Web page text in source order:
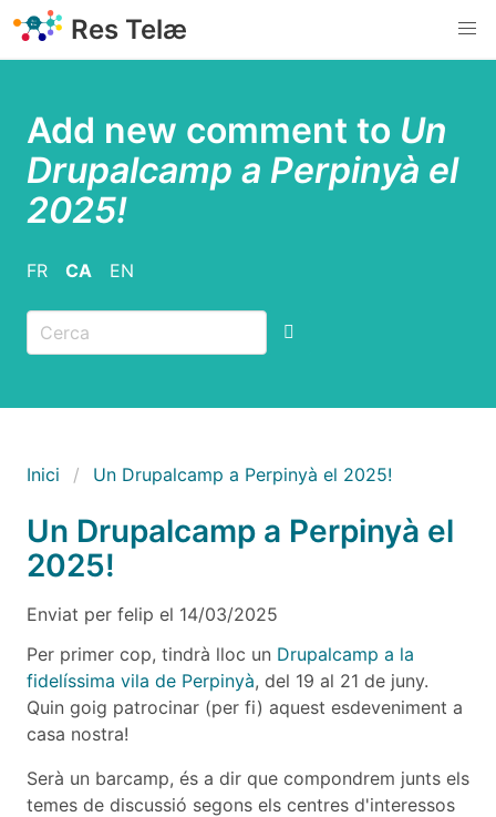
Vés
contingut
Res Telæ
Add new comment to Un
Drupalcamp a Perpinyà el
2025!
FR CA EN
Fil d'ariadna
Inici Un Drupalcamp a Perpinyà el 2025!
Un Drupalcamp a Perpinyà el
2025!
Enviat per felip el 14/03/2025
Per primer cop, tindrà lloc un Drupalcamp a la
fidelíssima vila de Perpinyà, del 19 al 21 de juny.
Quin goig patrocinar (per fi) aquest esdeveniment a
casa nostra!
Serà un barcamp, és a dir que compondrem junts els
temes de discussió segons els centres d'interessos